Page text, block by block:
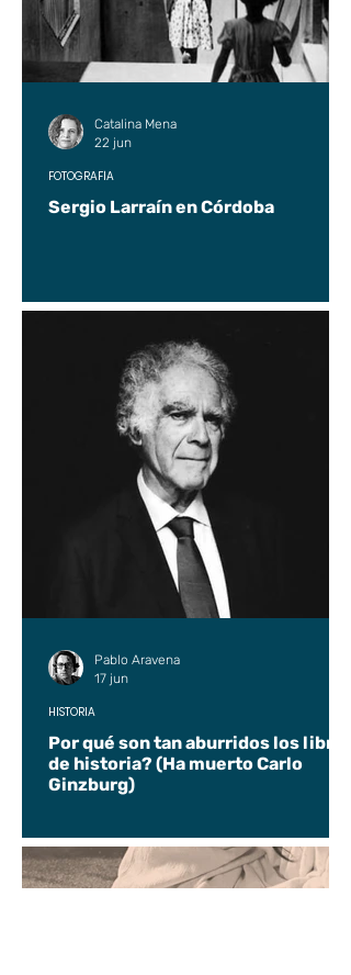
Sergio Larraín en Córdoba
FOTOGRAFÍA
Catalina Mena
22 jun
Por qué son tan aburridos los libros
de historia? (Ha muerto Carlo
Ginzburg)
HISTORIA
Pablo Aravena
17 jun